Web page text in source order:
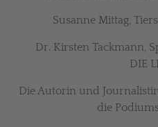
Susanne Mittag,
Dr. Kirsten Tackmann,
DIE
Die Autorin und
die